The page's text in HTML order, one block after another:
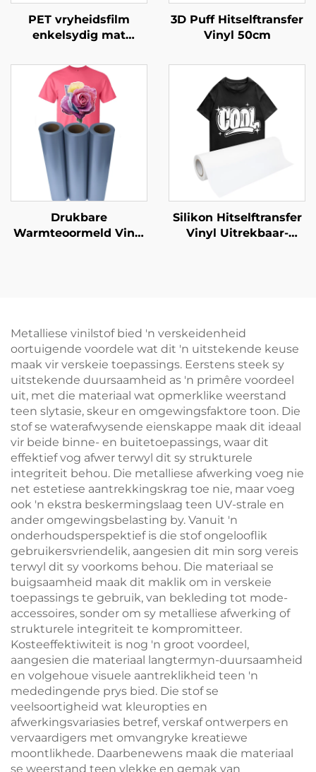
PET vryheidsfilm
enkelsydig mat
3D Puff Hitselftransfer
Vinyl 50cm
Drukbare
Warmteoormeld Vinyl
Silikon Hitselftransfer
Vinyl Uitrekbaar-
Metalliese vinilstof bied 'n verskeidenheid
oortuigende voordele wat dit 'n uitstekende keuse
maak vir verskeie toepassings. Eerstens steek sy
uitstekende duursaamheid as 'n primêre voordeel
uit, met die materiaal wat opmerklike weerstand
teen slytasie, skeur en omgewingsfaktore toon. Die
stof se waterafwysende eienskappe maak dit ideaal
vir beide binne- en buitetoepassings, waar dit
effektief vog afwer terwyl dit sy strukturele
integriteit behou. Die metalliese afwerking voeg nie
net estetiese aantrekkingskrag toe nie, maar voeg
ook 'n ekstra beskermingslaag teen UV-strale en
ander omgewingsbelasting by. Vanuit 'n
onderhoudsperspektief is die stof ongelooflik
gebruikersvriendelik, aangesien dit min sorg vereis
terwyl dit sy voorkoms behou. Die materiaal se
buigsaamheid maak dit maklik om in verskeie
toepassings te gebruik, van bekleding tot mode-
accessoires, sonder om sy metalliese afwerking of
strukturele integriteit te kompromitteer.
Kosteeffektiwiteit is nog 'n groot voordeel,
aangesien die materiaal langtermyn-duursaamheid
en volgehoue visuele aantreklikheid teen 'n
mededingende prys bied. Die stof se
veelsoortigheid wat kleuropties en
afwerkingsvariasies betref, verskaf ontwerpers en
vervaardigers met omvangryke kreatiewe
moontlikhede. Daarbenewens maak die materiaal
se weerstand teen vlekke en gemak van